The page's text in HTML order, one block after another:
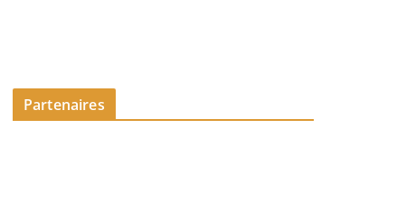
Partenaires